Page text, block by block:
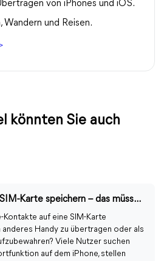
von iPhones und iOS.
Wandern und Reisen.
könnten Sie auch
iPhone-Kontakte auf SIM-Karte speichern – das müssen Sie wissen
auf eine SIM-Karte
anderes Handy zu übertragen oder als
Viele Nutzer suchen
auf dem iPhone, stellen